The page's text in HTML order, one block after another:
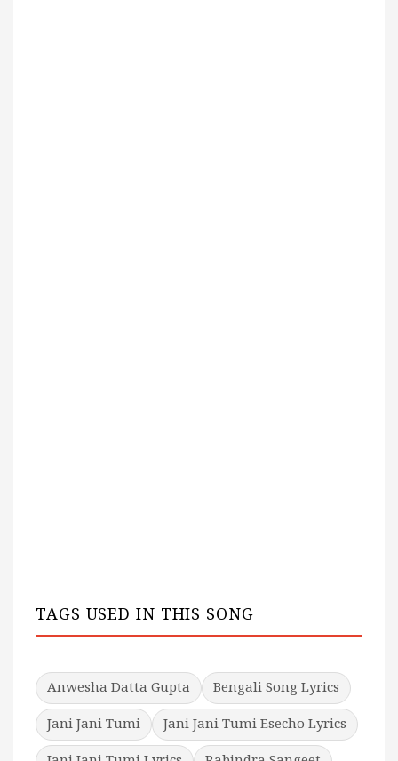
TAGS USED IN THIS SONG
Anwesha Datta Gupta
Bengali Song Lyrics
Jani Jani Tumi
Jani Jani Tumi Esecho Lyrics